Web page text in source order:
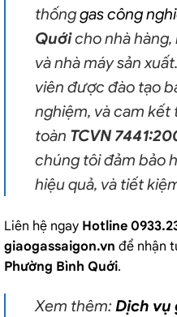
thốnggas công
Quớicho nhà hàng,
và nhà máy sản
viên được đào tạo
nghiệm, và cam kết
toàn TCVN
chúng tôi đảm bảo
hiệu quả, và tiết
Liên hệ ngay Hotline
giaogassaigon.vn để nhận
Phường Bình Quới.
Xem thêm: Dịch vụ